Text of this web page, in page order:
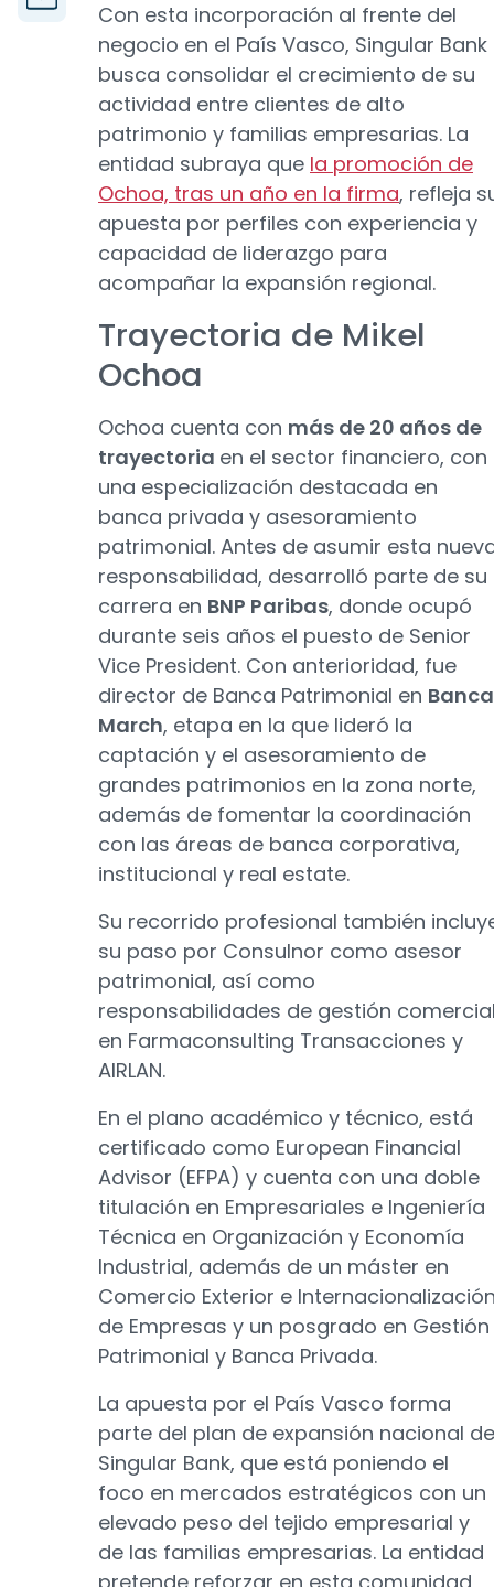
Con esta incorporación al frente del
negocio en el País Vasco, Singular Bank
busca consolidar el crecimiento de su
actividad entre clientes de alto
patrimonio y familias empresarias. La
entidad subraya que la promoción de
Ochoa, tras un año en la firma, refleja
apuesta por perfiles con experiencia y
capacidad de liderazgo para
acompañar la expansión regional.
Trayectoria de Mikel
Ochoa
Ochoa cuenta con más de 20 años de
trayectoria en el sector financiero, con
una especialización destacada en
banca privada y asesoramiento
patrimonial. Antes de asumir esta
responsabilidad, desarrolló parte de su
carrera en BNP Paribas, donde ocupó
durante seis años el puesto de Senior
Vice President. Con anterioridad, fue
director de Banca Patrimonial en Banca
March, etapa en la que lideró la
captación y el asesoramiento de
grandes patrimonios en la zona norte,
además de fomentar la coordinación
con las áreas de banca corporativa,
institucional y real estate.
Su recorrido profesional también
su paso por Consulnor como asesor
patrimonial, así como
responsabilidades de gestión
en Farmaconsulting Transacciones y
AIRLAN.
En el plano académico y técnico, está
certificado como European Financial
Advisor (EFPA) y cuenta con una doble
titulación en Empresariales e Ingeniería
Técnica en Organización y Economía
Industrial, además de un máster en
Comercio Exterior e
de Empresas y un posgrado en Gestión
Patrimonial y Banca Privada.
La apuesta por el País Vasco forma
parte del plan de expansión nacional de
Singular Bank, que está poniendo el
foco en mercados estratégicos con un
elevado peso del tejido empresarial y
de las familias empresarias. La entidad